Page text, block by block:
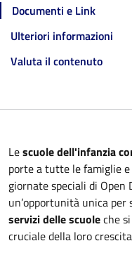
Documenti e Link
Ulteriori informazioni
Valuta il contenuto
Lescuole dell'infanzia
porte a tutte le famiglie
giornate speciali di Open
un’opportunità unica per
servizi delle scuoleche
cruciale della loro